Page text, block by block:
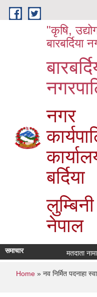
Skip to main content
"कृषि,
बारबर्दिया
नगर
बर्दिया
नेपाल
समाचार मतदाता
You are here
Home » नव निर्मित पदनाहा